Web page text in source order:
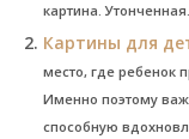
картина.
Картины для
место, где ребенок
Именно поэтому
способную